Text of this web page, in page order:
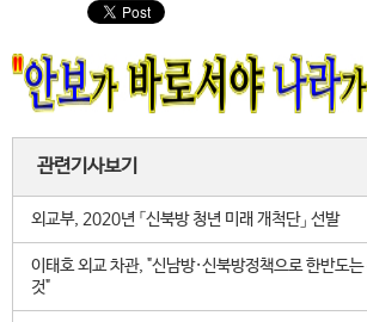
관련기사보기
외교부, 2020년 「신북방 청년 미래 개척단」 선발
이태호 외교 차관, "신남방·신북방정책으로 한반도
것"